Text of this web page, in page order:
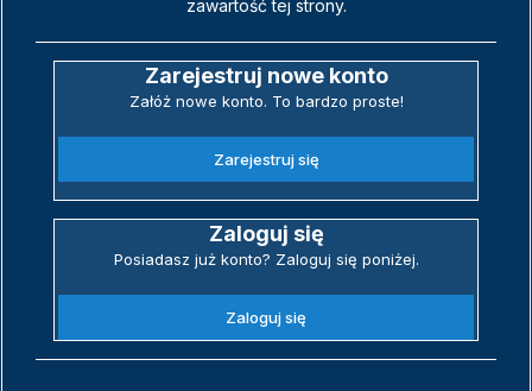
zawartość tej strony.
Zarejestruj nowe konto
Załóż nowe konto. To bardzo proste!
Zarejestruj się
Zaloguj się
Posiadasz już konto? Zaloguj się poniżej.
Zaloguj się